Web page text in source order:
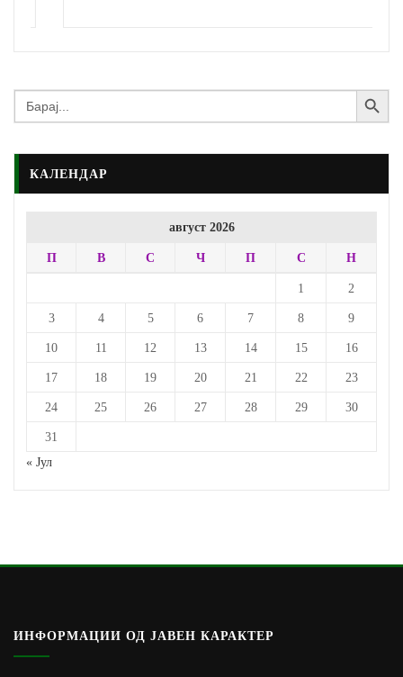
Search
for:
Search Button
КАЛЕНДАР
август 2026
П В С Ч П С Н
1 2
3 4 5 6 7 8 9
10 11 12 13 14 15 16
17 18 19 20 21 22 23
24 25 26 27 28 29 30
31
« Јул
ИНФОРМАЦИИ ОД ЈАВЕН КАРАКТЕР